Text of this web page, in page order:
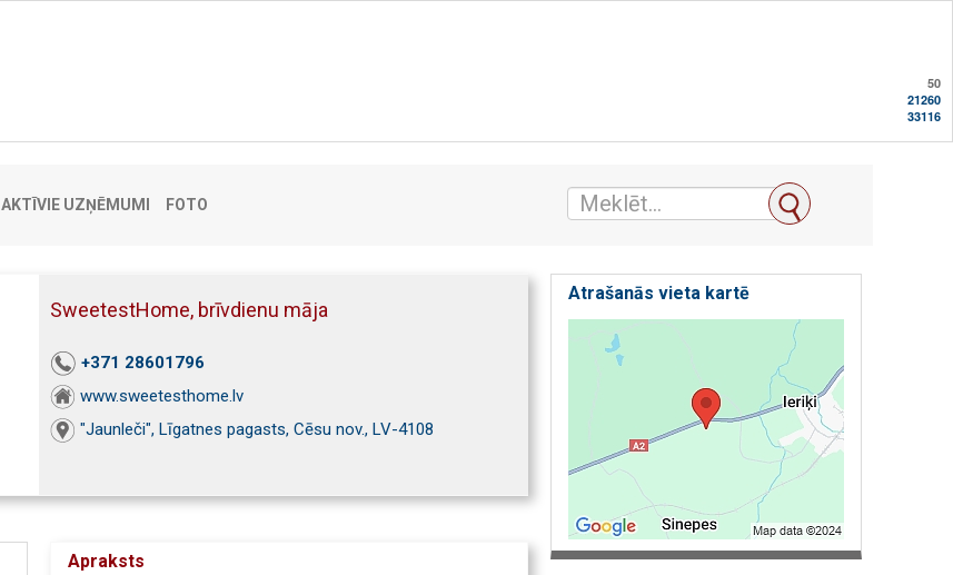
50
21260
33116
AKTĪVIE UZŅĒMUMI FOTO
SweetestHome, brīvdienu māja
+371 28601796
www.sweetesthome.lv
"Jaunleči", Līgatnes pagasts, Cēsu nov., LV-4108
Apraksts
Atrašanās vieta kartē